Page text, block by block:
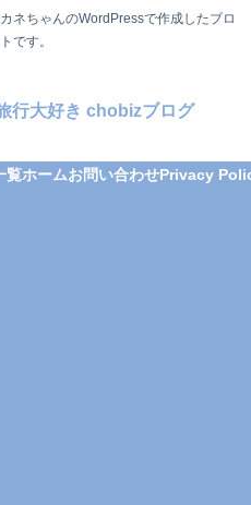
ネちゃんのWordPressで作成したブロ
です。
行大好き chobizブログ
覧ホームお問い合わせPrivacy